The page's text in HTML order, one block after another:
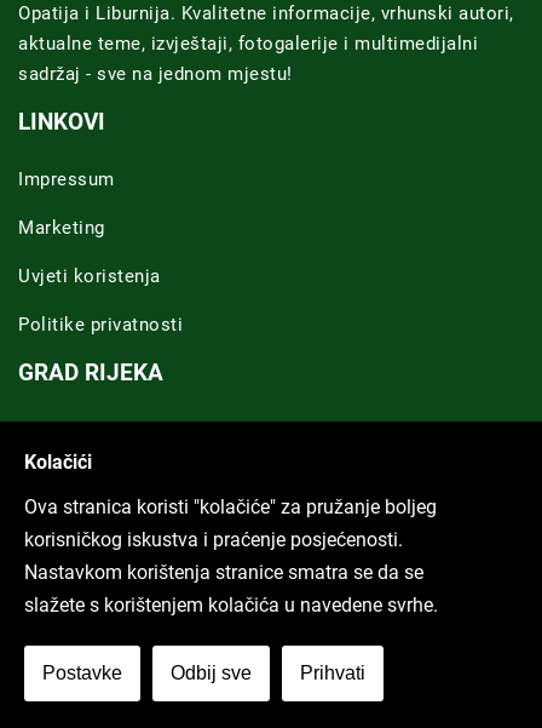
Opatija i Liburnija. Kvalitetne informacije, vrhunski autori,
aktualne teme, izvještaji, fotogalerije i multimedijalni
sadržaj - sve na jednom mjestu!
LINKOVI
Impressum
Marketing
Uvjeti koristenja
Politike privatnosti
GRAD RIJEKA
ARHIVA TEKSTOVA
Svi tekstovi
Kolačići
Ova stranica koristi "kolačiće" za pružanje boljeg
korisničkog iskustva i praćenje posjećenosti.
Nastavkom korištenja stranice smatra se da se
slažete s korištenjem kolačića u navedene svrhe.
Postavke Odbij sve Prihvati